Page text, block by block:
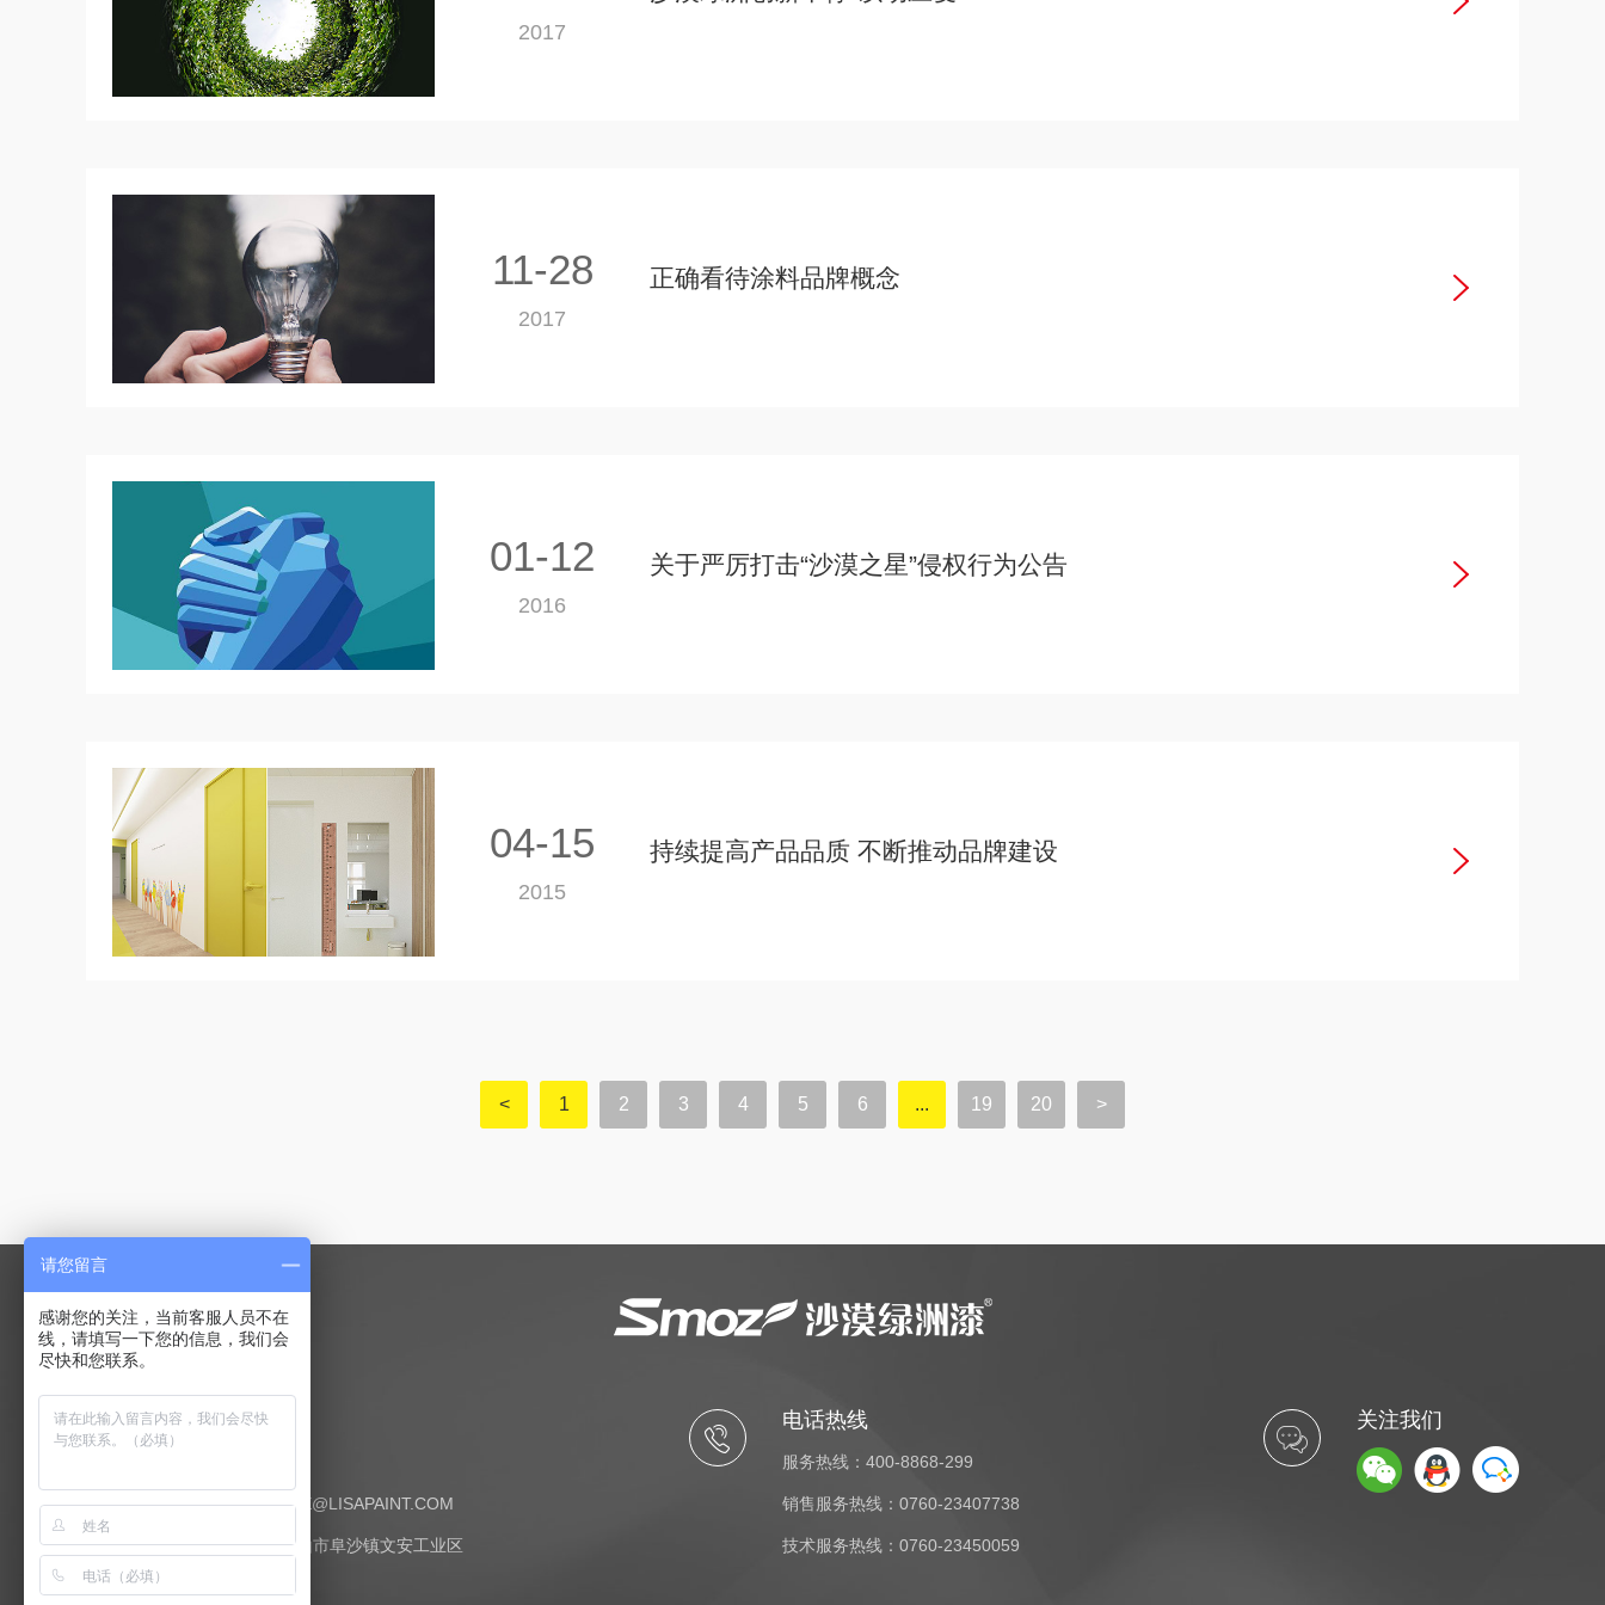
2017
11-28
2017
正确看待涂料品牌概念
01-12
2016
关于严厉打击“沙漠之星”侵权行为公告
04-15
2015
持续提高产品品质 不断推动品牌建设
< 1 2 3 4 5 6 ... 19 20 >
联系我们
E-MAIL:SERVICE@LISAPAINT.COM
地址：广东省中山市阜沙镇文安工业区
电话热线
服务热线：400-8868-299
销售服务热线：0760-23407738
技术服务热线：0760-23450059
关注我们
请您留言
感谢您的关注，当前客服人员不在
线，请填写一下您的信息，我们会
尽快和您联系。